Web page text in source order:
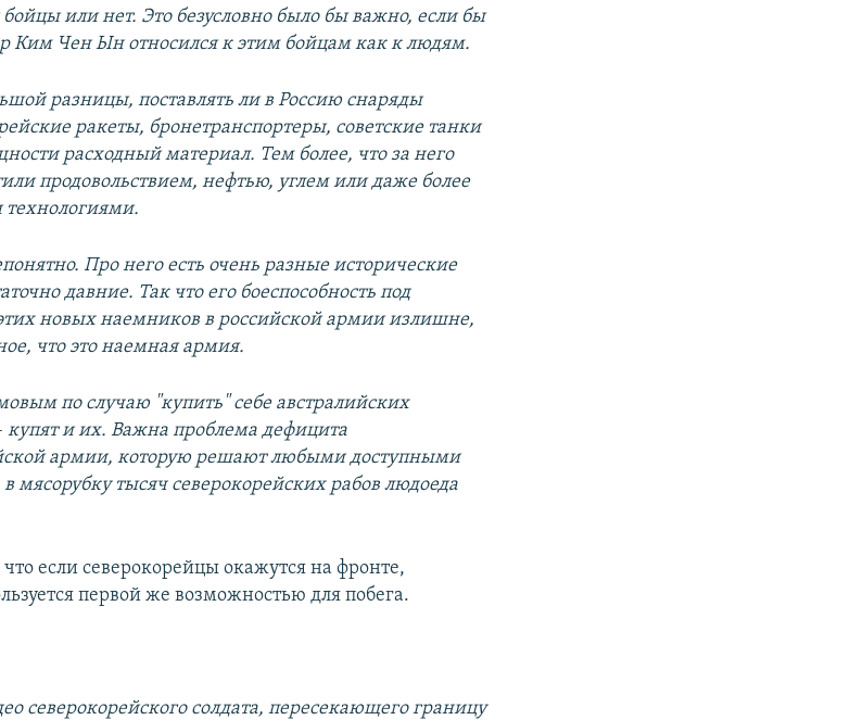
или нет. Это безусловно было бы важно, если бы
Ким Чен Ын относился к этим бойцам как к людям.
разницы, поставлять ли в Россию снаряды
ракеты, бронетранспортеры, советские танки
расходный материал. Тем более, что за него
продовольствием, нефтью, углем или даже более
Про него есть очень разные исторические
давние. Так что его боеспособность под
новых наемников в российской армии излишне,
что это наемная армия.
по случаю "купить" себе австралийских
купят и их. Важна проблема дефицита
армии, которую решают любыми доступными
мясорубку тысяч северокорейских рабов людоеда
если северокорейцы окажутся на фронте,
первой же возможностью для побега.
северокорейского солдата, пересекающего границу